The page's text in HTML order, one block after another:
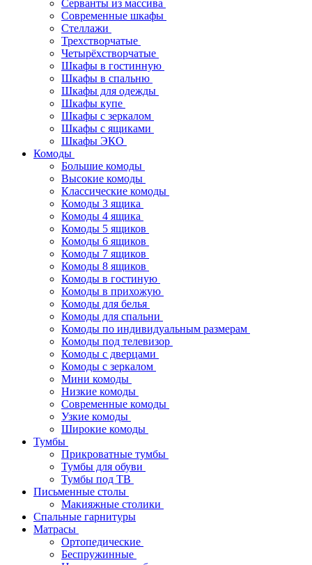
Серванты из массива
Современные шкафы
Стеллажи
Трехстворчатые
Четырёхстворчатые
Шкафы в гостинную
Шкафы в спальню
Шкафы для одежды
Шкафы купе
Шкафы с зеркалом
Шкафы с ящиками
Шкафы ЭКО
Комоды
Большие комоды
Высокие комоды
Классические комоды
Комоды 3 ящика
Комоды 4 ящика
Комоды 5 ящиков
Комоды 6 ящиков
Комоды 7 ящиков
Комоды 8 ящиков
Комоды в гостиную
Комоды в прихожую
Комоды для белья
Комоды для спальни
Комоды по индивидуальным размерам
Комоды под телевизор
Комоды с дверцами
Комоды с зеркалом
Мини комоды
Низкие комоды
Современные комоды
Узкие комоды
Широкие комоды
Тумбы
Прикроватные тумбы
Тумбы для обуви
Тумбы под ТВ
Письменные столы
Макияжные столики
Спальные гарнитуры
Матрасы
Ортопедические
Беспружинные